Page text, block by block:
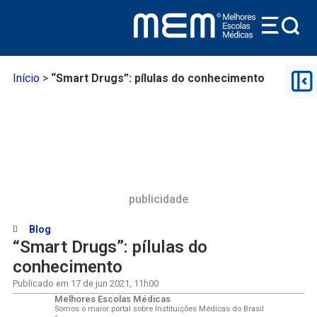
Início> “Smart Drugs”: pílulas do conhecimento
publicidade
Blog
“Smart Drugs”: pílulas do
conhecimento
Publicado em 17 de jun 2021 11h00
Melhores Escolas Médicas
Somos o maior portal sobre Instituições Médicas do Brasil